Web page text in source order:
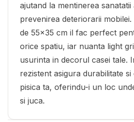
ajutand la mentinerea sanatatii
prevenirea deteriorarii mobilei.
de 55x35 cm il fac perfect
orice spatiu, iar nuanta light
usurinta in decorul casei tale.
rezistent asigura durabilitate
pisica ta, oferindu-i un loc
si juca.